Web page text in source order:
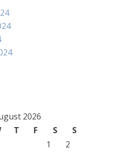
2026
T F S
S
1
2